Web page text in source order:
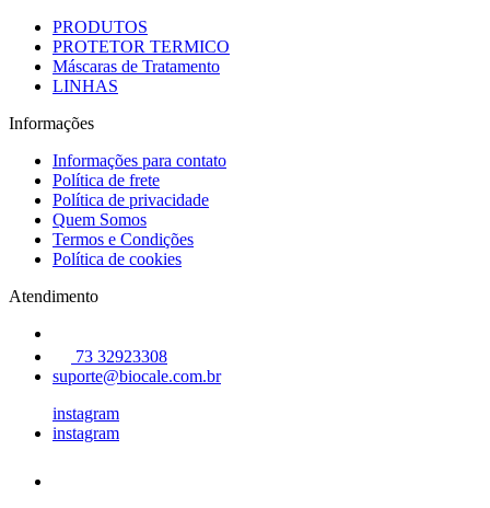
PRODUTOS
PROTETOR TERMICO
Máscaras de Tratamento
LINHAS
Informações
Informações para contato
Política de frete
Política de privacidade
Quem Somos
Termos e Condições
Política de cookies
Atendimento
73 32923308
suporte@biocale.com.br
instagram
instagram